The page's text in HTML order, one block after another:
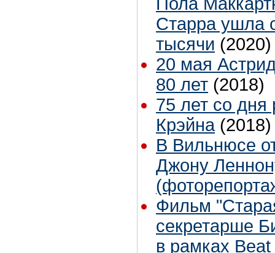
Старра ушла
тысячи (2020)
20 мая
80 лет (2018)
75 лет со
Крэйна (2018)
В Вильнюсе
Джону
Фильм
секретарше
в рамках